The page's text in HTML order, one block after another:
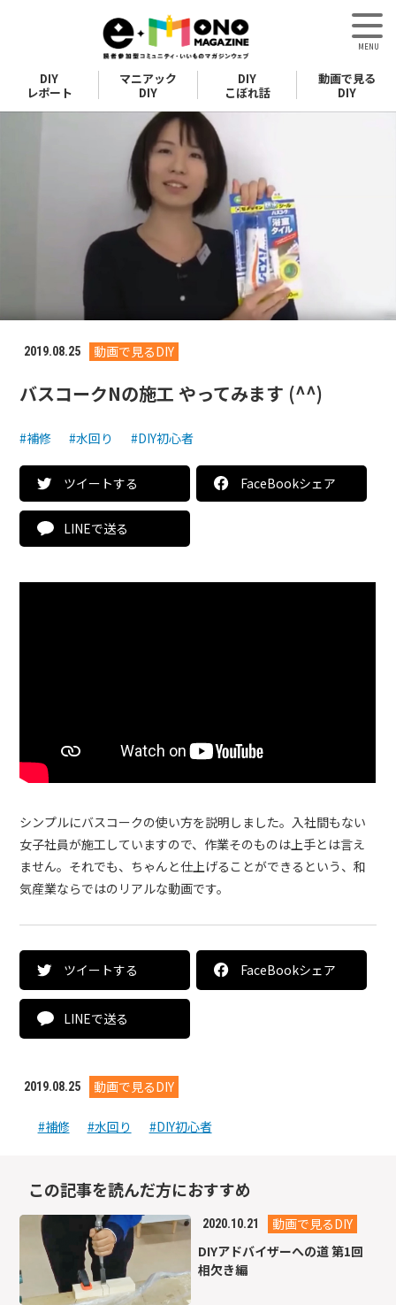
DIY
レポート
マニアック
DIY
DIY
こぼれ話
動画で見る
DIY
2019.08.25 動画で見るDIY
バスコークNの施工 やってみます (^^)
#補修 #水回り #DIY初心者
ツイートする FaceBookシェア
LINEで送る
シンプルにバスコークの使い方を説明しました。入社間もない
女子社員が施工していますので、作業そのものは上手とは言え
ません。それでも、ちゃんと仕上げることができるという、和
気産業ならではのリアルな動画です。
ツイートする FaceBookシェア
LINEで送る
2019.08.25 動画で見るDIY
#補修 #水回り #DIY初心者
この記事を読んだ方におすすめ
2020.10.21
動画で見るDIY
DIYアドバイザーへの道 第1回
相欠き編